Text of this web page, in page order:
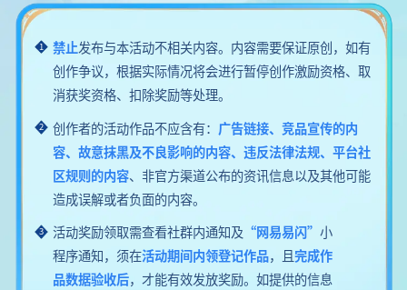
1 禁止发布与本活动不相关内容。内容需要保证原创，如有
创作争议，根据实际情况将会进行暂停创作激励资格、取
消获奖资格、扣除奖励等处理。
2 创作者的活动作品不应含有： 广告链接、竞品宣传的内
容、故意抹黑及不良影响的内容、违反法律法规、平台社
区规则的内容、非官方渠道公布的资讯信息以及其他可能
造成误解或者负面的内容。
3 活动奖励领取需查看社群内通知及 “网易易闪”小
程序通知，须在活动期间内领登记作品，且完成作
品数据验收后，才能有效发放奖励。如提供的信息